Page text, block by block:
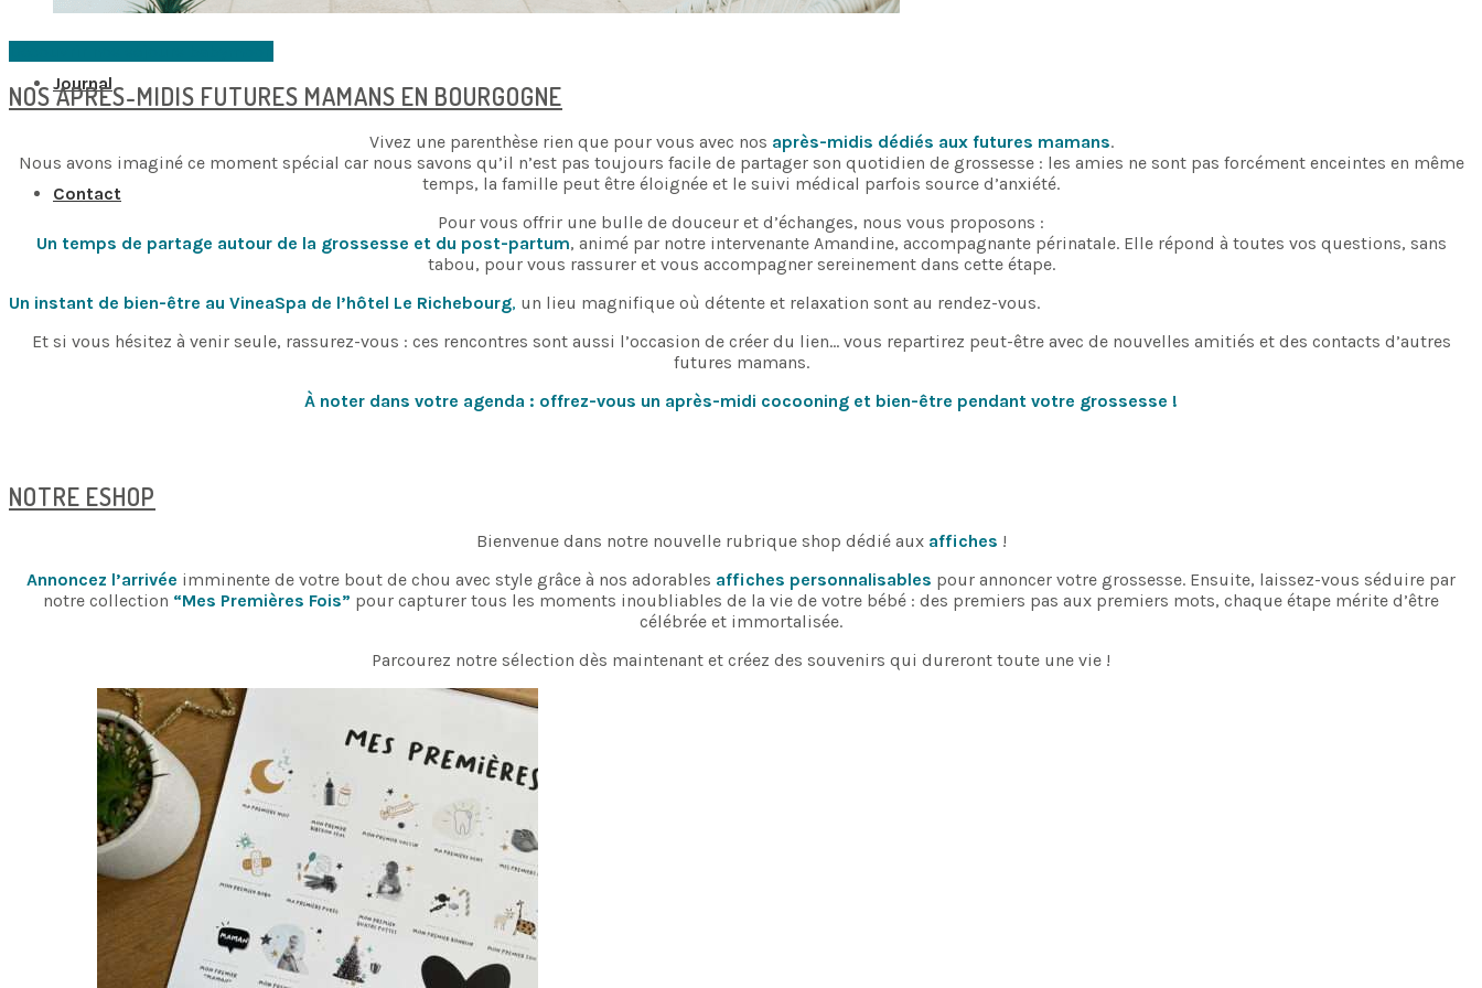
Journal
Contact
NOS APRES-MIDIS FUTURES MAMANS EN BOURGOGNE
Vivez une parenthèse rien que pour vous avec nos après-midis dédiés aux futures mamans.
Nous avons imaginé ce moment spécial car nous savons qu’il n’est pas toujours facile de partager son quotidien de grossesse : les amies ne sont pas forcément enceintes en même
temps, la famille peut être éloignée et le suivi médical parfois source d’anxiété.
Pour vous offrir une bulle de douceur et d’échanges, nous vous proposons :
Un temps de partage autour de la grossesse et du post-partum, animé par notre intervenante Amandine, accompagnante périnatale. Elle répond à toutes vos questions, sans
tabou, pour vous rassurer et vous accompagner sereinement dans cette étape.
Un instant de bien-être au VineaSpa de l’hôtel Le Richebourg, un lieu magnifique où détente et relaxation sont au rendez-vous.
Et si vous hésitez à venir seule, rassurez-vous : ces rencontres sont aussi l’occasion de créer du lien… vous repartirez peut-être avec de nouvelles amitiés et des contacts d’autres
futures mamans.
À noter dans votre agenda : offrez-vous un après-midi cocooning et bien-être pendant votre grossesse !
NOTRE ESHOP
Bienvenue dans notre nouvelle rubrique shop dédié aux affiches !
Annoncez l’arrivée imminente de votre bout de chou avec style grâce à nos adorables affiches personnalisables pour annoncer votre grossesse. Ensuite, laissez-vous séduire par
notre collection “Mes Premières Fois” pour capturer tous les moments inoubliables de la vie de votre bébé : des premiers pas aux premiers mots, chaque étape mérite d’être
célébrée et immortalisée.
Parcourez notre sélection dès maintenant et créez des souvenirs qui dureront toute une vie !